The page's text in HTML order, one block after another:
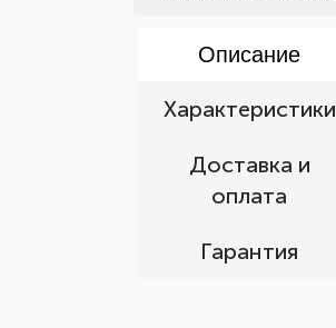
Описание
Характеристики
Доставка и
оплата
Гарантия